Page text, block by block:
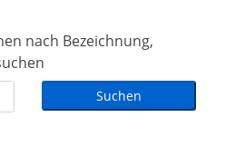
nach Bezeichnung,